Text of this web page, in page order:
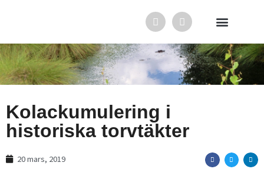
F
a
c
e
b
o
o
k
L
i
n
k
e
d
i
n
Kolackumulering i
historiska torvtäkter
20 mars, 2019